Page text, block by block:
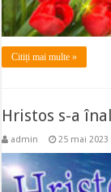
Citiți mai multe »
Hristos s-a
admin 25 mai 2023